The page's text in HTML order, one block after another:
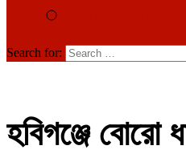
Search for:
হবিগঞ্জে বোরো